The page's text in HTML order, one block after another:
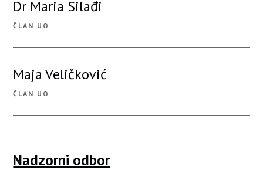
Dr Maria Silađi
ČLAN UO
Maja Veličković
ČLAN UO
Nadzorni odbor